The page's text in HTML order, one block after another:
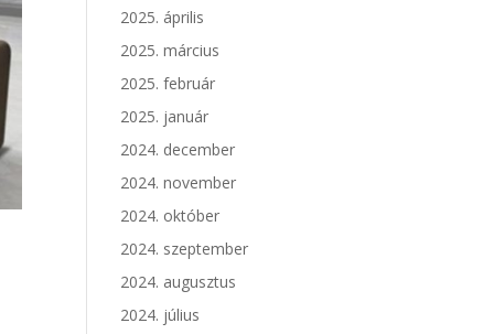
2025. április
2025. március
2025. február
2025. január
2024. december
2024. november
2024. október
2024. szeptember
2024. augusztus
2024. július